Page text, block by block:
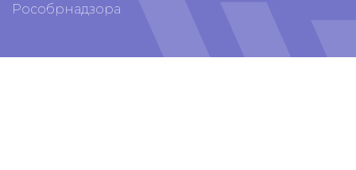
Рособрнадзора